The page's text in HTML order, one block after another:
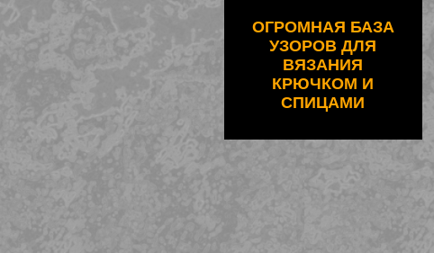
ОГРОМНАЯ БАЗА
УЗОРОВ ДЛЯ
ВЯЗАНИЯ
КРЮЧКОМ И
СПИЦАМИ